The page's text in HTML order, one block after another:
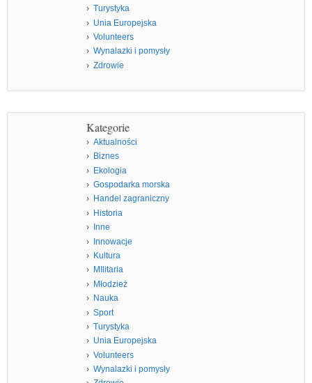
Turystyka
Unia Europejska
Volunteers
Wynalazki i pomysły
Zdrowie
Kategorie
Aktualności
Biznes
Ekologia
Gospodarka morska
Handel zagraniczny
Historia
Inne
Innowacje
Kultura
MIlitaria
Młodzież
Nauka
Sport
Turystyka
Unia Europejska
Volunteers
Wynalazki i pomysły